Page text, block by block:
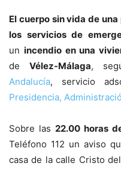
El cuerpo sin vida de
los servicios de
un incendio en una
de Vélez-Málaga,
Andalucía, servicio
Presidencia,
Sobre las 22.00 horas
Teléfono 112 un aviso
casa de la calle Cristo